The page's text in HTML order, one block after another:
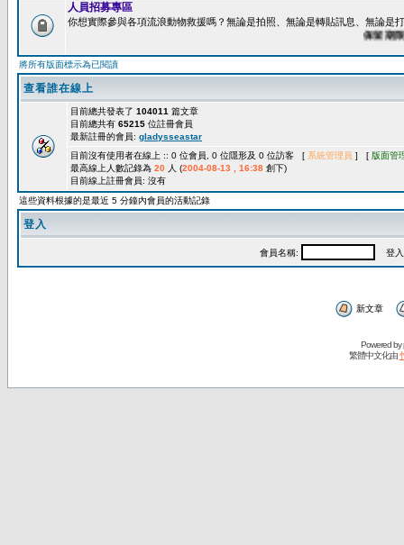
人員招募專區
你想實際參與各項流浪動物救援嗎？無論是拍照、無論是轉貼訊息、無論是
保留期限：60
將所有版面標示為已閱讀
查看誰在線上
目前總共發表了 104011 篇文章
目前總共有 65215 位註冊會員
最新註冊的會員: gladysseastar
目前沒有使用者在線上 :: 0 位會員, 0 位隱形及 0 位訪客 [ 系統管理員 ] [ 版面管
最高線上人數記錄為 20 人 (2004-08-13 , 16:38 創下)
目前線上註冊會員: 沒有
這些資料根據的是最近 5 分鐘內會員的活動記錄
登入
會員名稱: 登入
新文章
Powered by
繁體中文化由